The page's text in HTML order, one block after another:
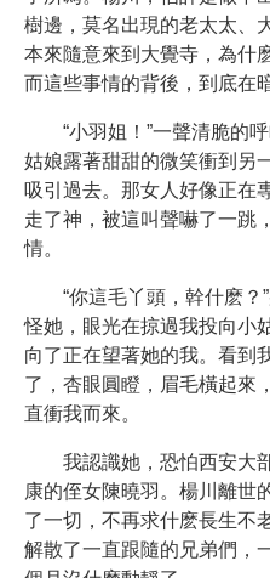
樹邊，莫名出現的老太太、
本來隨意來到大覺寺，為什
而這些事情的背後，到底在
“小羽姐！”一聲清脆的
姑娘露著甜甜的微笑衝到另
吸引過去。那女人好像正在
走了神，被這叫聲嚇了一跳
情。
“你這毛丫頭，幹什麽
怪她，眼光在掠過我投向小
向了正在望著她的我。看到
了，杏眼圓瞪，眉毛橫起來
直衝我而來。
我認識她，恐怕西安大
康的侄女陳曉羽。楊川離世
了一切，不再求什麽長生不
解散了一直跟隨的兄弟們，